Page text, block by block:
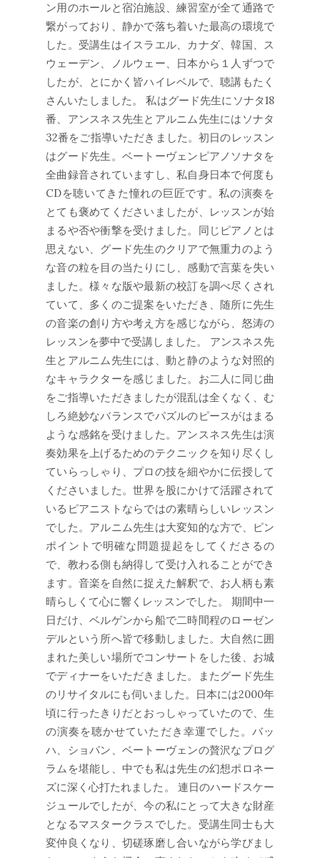
ン用のホールと宿泊施設、練習室が全て通路で
繋がっており、静かで落ち着いた最高の環境で
した。受講生はイスラエル、カナダ、韓国、ス
ウェーデン、ノルウェー、日本から１人ずつで
したが、とにかく皆ハイレベルで、聴講もたく
さんいたしました。 私はグード先生にソナタ18
番、アンスネス先生とアルニム先生にはソナタ
32番をご指導いただきました。初日のレッスン
はグード先生。ベートーヴェンピアノソナタを
全曲録音されていますし、私自身日本で何度も
CDを聴いてきた憧れの巨匠です。私の演奏を
とても褒めてくださいましたが、レッスンが始
まるや否や衝撃を受けました。同じピアノとは
思えない、グード先生のクリアで無重力のよう
な音の粒を目の当たりにし、感動で言葉を失い
ました。様々な版や最新の校訂を調べ尽くされ
ていて、多くのご提案をいただき、随所に先生
の音楽の創り方や考え方を感じながら、怒涛の
レッスンを夢中で受講しました。 アンスネス先
生とアルニム先生には、動と静のような対照的
なキャラクターを感じました。お二人に同じ曲
をご指導いただきましたが混乱は全くなく、む
しろ絶妙なバランスでパズルのピースがはまる
ような感銘を受けました。アンスネス先生は演
奏効果を上げるためのテクニックを知り尽くし
ていらっしゃり、プロの技を細やかに伝授して
くださいました。世界を股にかけて活躍されて
いるピアニストならではの素晴らしいレッスン
でした。アルニム先生は大変知的な方で、ピン
ポイントで明確な問題提起をしてくださるの
で、教わる側も納得して受け入れることができ
ます。音楽を自然に捉えた解釈で、お人柄も素
晴らしくて心に響くレッスンでした。 期間中一
日だけ、ベルゲンから船で二時間程のローゼン
デルという所へ皆で移動しました。大自然に囲
まれた美しい場所でコンサートをした後、お城
でディナーをいただきました。またグード先生
のリサイタルにも伺いました。日本には2000年
頃に行ったきりだとおっしゃっていたので、生
の演奏を聴かせていただき幸運でした。バッ
ハ、ショパン、ベートーヴェンの贅沢なプログ
ラムを堪能し、中でも私は先生の幻想ポロネー
ズに深く心打たれました。 連日のハードスケー
ジュールでしたが、今の私にとって大きな財産
となるマスタークラスでした。受講生同士も大
変仲良くなり、切磋琢磨し合いながら学びまし